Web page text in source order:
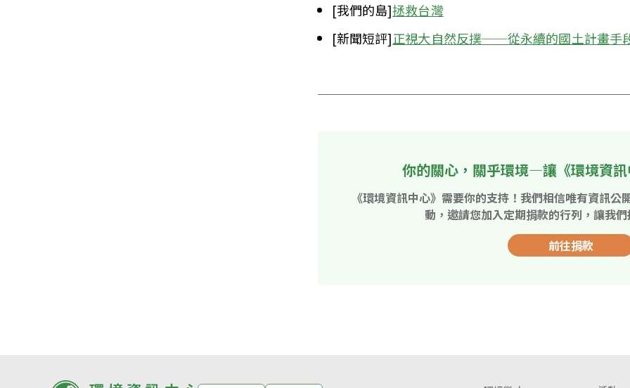
[我們的島]拯救台灣
[新聞短評]正視大自然反撲──從永續的國土計畫手
你的關心，關乎環境—讓《環境資
《環境資訊中心》需要你的支持！我們相信唯有資訊
動，邀請您加入定期捐款的行列，讓我們
前往捐款